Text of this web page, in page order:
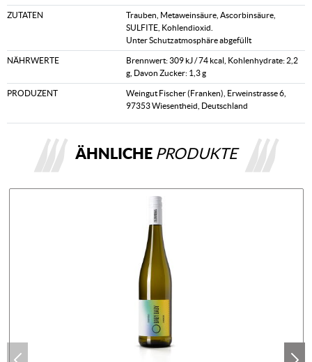
ZUTATEN
Trauben, Metaweinsäure, Ascorbinsäure,
SULFITE, Kohlendioxid.
Unter Schutzatmosphäre abgefüllt
NÄHRWERTE
Brennwert: 309 kJ / 74 kcal, Kohlenhydrate: 2,2
g, Davon Zucker: 1,3 g
PRODUZENT
Weingut Fischer (Franken), Erweinstrasse 6,
97353 Wiesentheid, Deutschland
ÄHNLICHE PRODUKTE